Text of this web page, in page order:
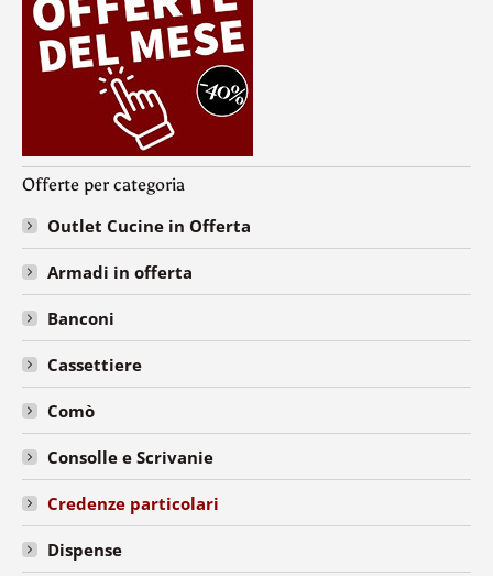
Offerte per categoria
Outlet Cucine in Offerta
Armadi in offerta
Banconi
Cassettiere
Comò
Consolle e Scrivanie
Credenze particolari
Dispense